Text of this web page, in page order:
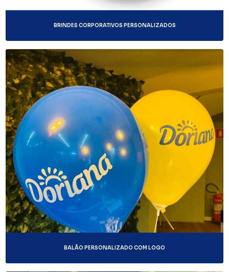
BRINDES CORPORATIVOS PERSONALIZADOS
BALÃO PERSONALIZADO COM LOGO